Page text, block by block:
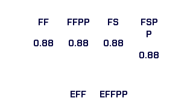
FF
0.88
FFPP
0.88
FS
0.88
FSP
P
0.88
EFF
EFFPP